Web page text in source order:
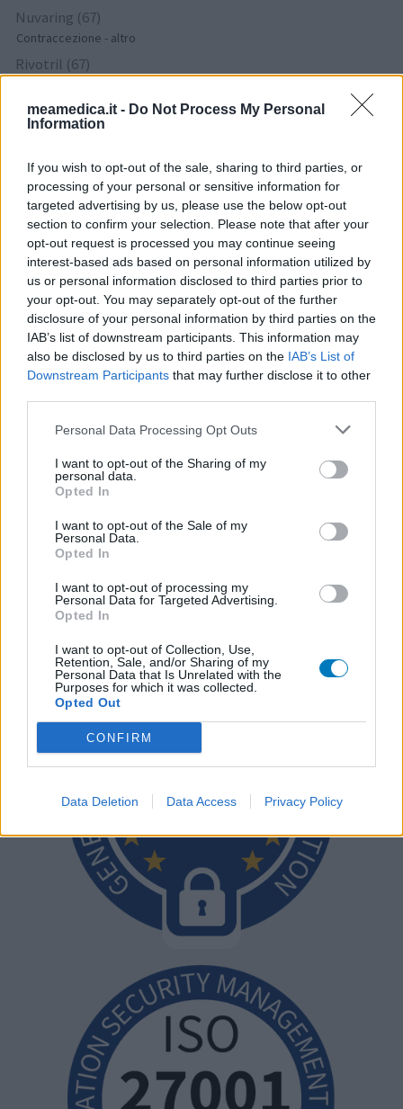
meamedica.it - Do Not Process My Personal
Information
If you wish to opt-out of the sale, sharing to third parties, or
processing of your personal or sensitive information for
targeted advertising by us, please use the below opt-out
section to confirm your selection. Please note that after your
opt-out request is processed you may continue seeing
interest-based ads based on personal information utilized by
us or personal information disclosed to third parties prior to
your opt-out. You may separately opt-out of the further
disclosure of your personal information by third parties on the
IAB’s list of downstream participants. This information may
also be disclosed by us to third parties on the IAB’s List of
Downstream Participants that may further disclose it to other
Personal Data Processing Opt Outs
I want to opt-out of the Sharing of my
personal data.
Opted In
I want to opt-out of the Sale of my
Personal Data.
Opted In
I want to opt-out of processing my
Personal Data for Targeted Advertising.
Opted In
I want to opt-out of Collection, Use,
Retention, Sale, and/or Sharing of my
Personal Data that Is Unrelated with the
Purposes for which it was collected.
Opted Out
CONFIRM
Data Deletion Data Access Privacy Policy
Nuvaring (67)
Contraccezione - altro
Rivotril (67)
Mirtazapina (67)
Depressione - antidepressivi altro
Colesterolo
Omeprazolo (62)
Acidità gastrica - Inibitori della pompa protonica
Livial (61)
Ormoni - estrogeni
Trulicity (61)
Diabete - farmaci orali
Amoxicillina (60)
Antibiotici - penicilline ad ampio spettro
Le valutazioni su questa pagina sono contenuti generati dagli
nostri standard di valutazione dei farmaci. Non chiediamo di
dimostrare alcuna conoscenza medica ai nostri utenti quando
descrivono le loro esperienze. In questo modo, le opinioni e le
esperienze descritte riflettono solo il loro punto di vista e non
quello dei proprietari del sito web. Ricorda che queste
esperienze differiscono da persona a persona e che deve
sempre contattare il medico o il farmacista per un consiglio sui
farmaci.